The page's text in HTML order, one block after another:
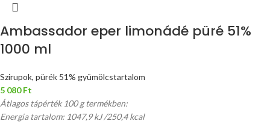
Ambassador eper limonádé püré 51%
1000 ml
Szirupok, pürék 51% gyümölcstartalom
5 080Ft
Átlagos tápérték 100 g termékben:
Energia tartalom: 1047,9 kJ /250,4 kcal